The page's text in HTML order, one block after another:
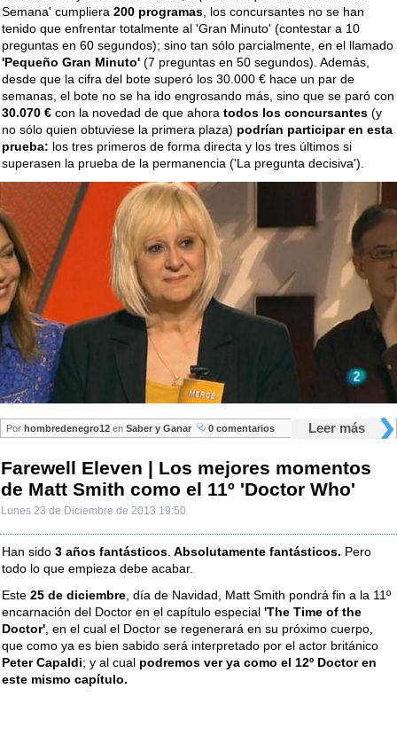
Semana' cumpliera 200 programas, los concursantes no se han
tenido que enfrentar totalmente al 'Gran Minuto' (contestar a 10
preguntas en 60 segundos); sino tan sólo parcialmente, en el llamado
'Pequeño Gran Minuto' (7 preguntas en 50 segundos). Además,
desde que la cifra del bote superó los 30.000 € hace un par de
semanas, el bote no se ha ido engrosando más, sino que se paró con
30.070 € con la novedad de que ahora todos los concursantes (y
no sólo quien obtuviese la primera plaza) podrían participar en esta
prueba: los tres primeros de forma directa y los tres últimos si
superasen la prueba de la permanencia ('La pregunta decisiva').
Leer más
Por hombredenegro12 en Saber y Ganar 0 comentarios
Farewell Eleven | Los mejores momentos
de Matt Smith como el 11º 'Doctor Who'
Lunes 23 de Diciembre de 2013 19:50
Han sido 3 años fantásticos. Absolutamente fantásticos. Pero
todo lo que empieza debe acabar.
Este 25 de diciembre, día de Navidad, Matt Smith pondrá fin a la 11º
encarnación del Doctor en el capítulo especial 'The Time of the
Doctor', en el cual el Doctor se regenerará en su próximo cuerpo,
que como ya es bien sabido será interpretado por el actor británico
Peter Capaldi; y al cual podremos ver ya como el 12º Doctor en
este mismo capítulo.